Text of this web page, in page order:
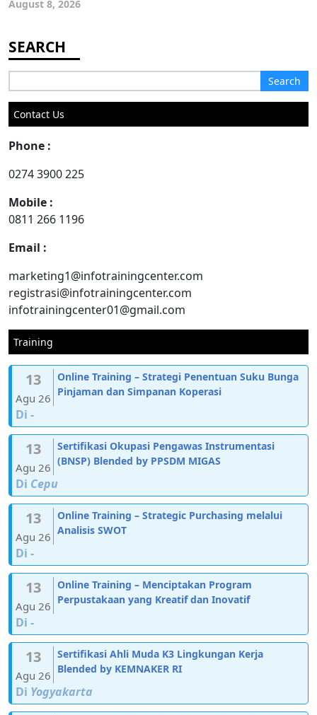
August 8, 2026
for:
Contact Us
Phone :
0274 3900 225
Mobile :
0811 266 1196
Email :
marketing1@infotrainingcenter.com
registrasi@infotrainingcenter.com
infotrainingcenter01@gmail.com
Training
13
Agu 26
Online Training – Strategi Penentuan Suku Bunga
Pinjaman dan Simpanan Koperasi
Di -
13
Agu 26
Sertifikasi Okupasi Pengawas Instrumentasi
(BNSP) Blended by PPSDM MIGAS
Di Cepu
13
Agu 26
Online Training – Strategic Purchasing melalui
Analisis SWOT
Di -
13
Agu 26
Online Training – Menciptakan Program
Perpustakaan yang Kreatif dan Inovatif
Di -
13
Agu 26
Sertifikasi Ahli Muda K3 Lingkungan Kerja
Blended by KEMNAKER RI
Di Yogyakarta